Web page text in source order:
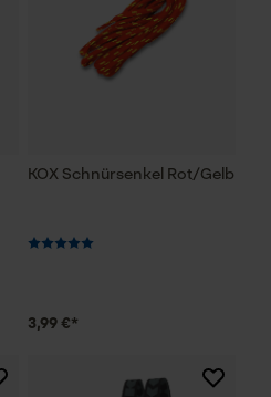
KOX Schnürsenkel Rot/Gelb
3,99 €*